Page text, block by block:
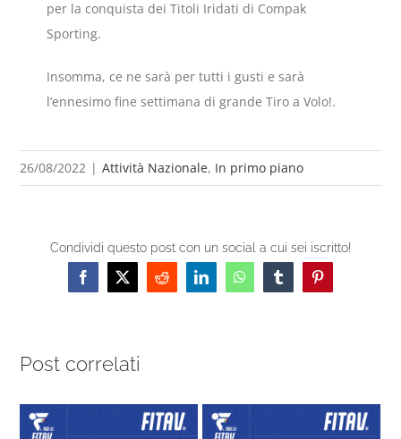
per la conquista dei Titoli Iridati di Compak
Sporting.
Insomma, ce ne sarà per tutti i gusti e sarà
l’ennesimo fine settimana di grande Tiro a Volo!.
26/08/2022 | Attività Nazionale, In primo piano
Condividi questo post con un social a cui sei iscritto!
Facebook
X RedditLinkedInWhatsAppTumblrPinterest
Post correlati